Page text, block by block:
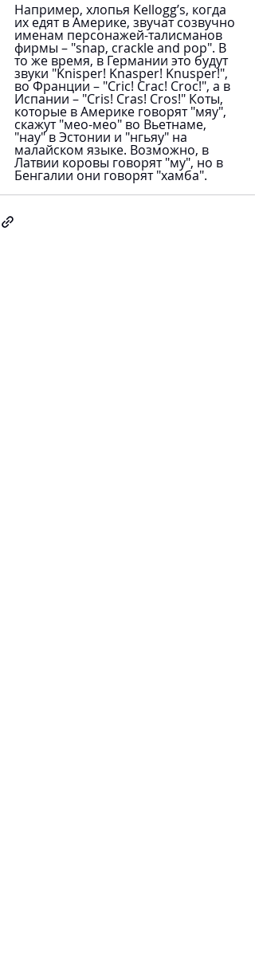
Например, хлопья Kellogg’s, когда
их едят в Америке, звучат созвучно
именам персонажей-талисманов
фирмы – "snap, crackle and pop". В
то же время, в Германии это будут
звуки "Knisper! Knasper! Knusper!",
во Франции – "Cric! Crac! Croc!", а в
Испании – "Cris! Cras! Cros!" Коты,
которые в Америке говорят "мяу",
скажут "мео-мео" во Вьетнаме,
"нау" в Эстонии и "нгьяу" на
малайском языке. Возможно, в
Латвии коровы говорят "му", но в
Бенгалии они говорят "хамба".